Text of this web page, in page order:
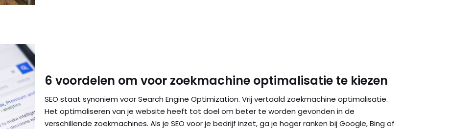
6 voordelen om voor zoekmachine optimalisatie te kiezen
SEO staat synoniem voor Search Engine Optimization. Vrij vertaald zoekmachine optimalisatie.
Het optimaliseren van je website heeft tot doel om beter te worden gevonden in de
verschillende zoekmachines. Als je SEO voor je bedrijf inzet, ga je hoger ranken bij Google, Bing of